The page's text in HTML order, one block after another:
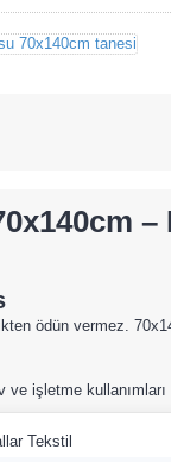
ödün vermez.
işletme